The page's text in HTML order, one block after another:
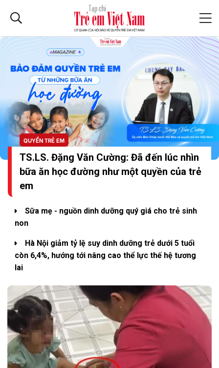
QUYỀN TRẺ EM
TS.LS. Đặng Văn Cường: Đã đến lúc nhìn
bữa ăn học đường như một quyền của trẻ
em
Sữa mẹ - nguồn dinh dưỡng quý giá cho trẻ sinh
non
Hà Nội giảm tỷ lệ suy dinh dưỡng trẻ dưới 5 tuổi
còn 6,4%, hướng tới nâng cao thể lực thế hệ tương
lai